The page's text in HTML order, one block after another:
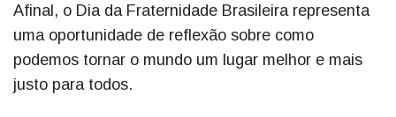
Afinal, o Dia da Fraternidade Brasileira representa
uma oportunidade de reflexão sobre como
podemos tornar o mundo um lugar melhor e mais
justo para todos.